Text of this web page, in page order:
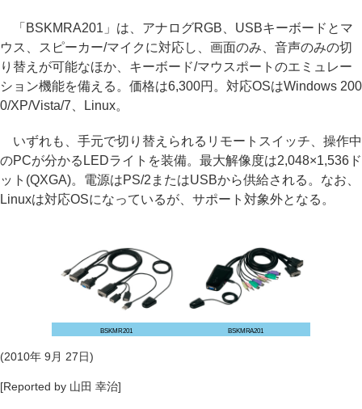
「BSKMRA201」は、アナログRGB、USBキーボードとマ
ウス、スピーカー/マイクに対応し、画面のみ、音声のみの切
り替えが可能なほか、キーボード/マウスポートのエミュレー
ション機能を備える。価格は6,300円。対応OSはWindows 200
0/XP/Vista/7、Linux。
いずれも、手元で切り替えられるリモートスイッチ、操作中
のPCが分かるLEDライトを装備。最大解像度は2,048×1,536ド
ット(QXGA)。電源はPS/2またはUSBから供給される。なお、
Linuxは対応OSになっているが、サポート対象外となる。
BSKMR201 BSKMRA201
(2010年 9月 27日)
[Reported by 山田 幸治]